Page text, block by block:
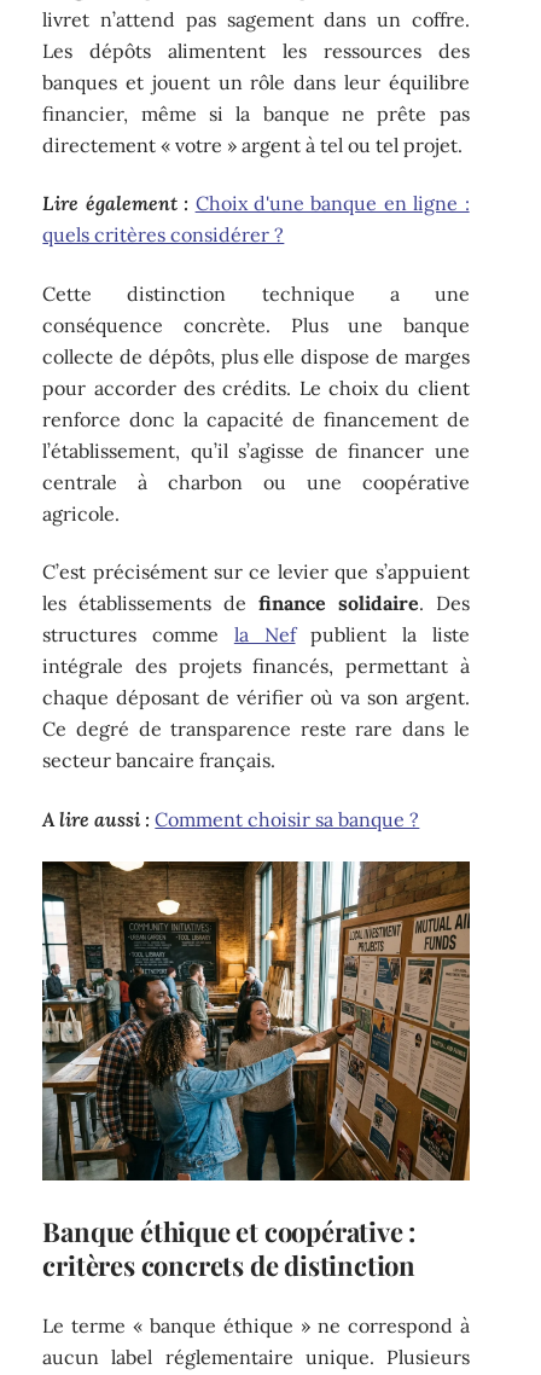
livret n’attend pas sagement dans un coffre.
Les dépôts alimentent les ressources des
banques et jouent un rôle dans leur équilibre
financier, même si la banque ne prête pas
directement « votre » argent à tel ou tel projet.
Lire également : Choix d'une banque en ligne :
quels critères considérer ?
Cette distinction technique a une
conséquence concrète. Plus une banque
collecte de dépôts, plus elle dispose de marges
pour accorder des crédits. Le choix du client
renforce donc la capacité de financement de
l’établissement, qu’il s’agisse de financer une
centrale à charbon ou une coopérative
agricole.
C’est précisément sur ce levier que s’appuient
les établissements de finance solidaire. Des
structures comme la Nefpublient la liste
intégrale des projets financés, permettant à
chaque déposant de vérifier où va son argent.
Ce degré de transparence reste rare dans le
secteur bancaire français.
A lire aussi : Comment choisir sa banque ?
Banque éthique et coopérative :
critères concrets de distinction
Le terme « banque éthique » ne correspond à
aucun label réglementaire unique. Plusieurs